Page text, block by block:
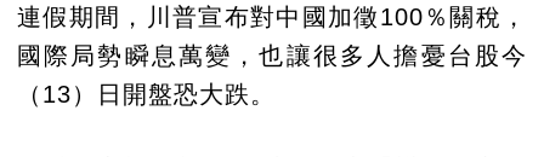
連假期間，川普宣布對中國加徵100％關稅，
國際局勢瞬息萬變，也讓很多人擔憂台股今
（13）日開盤恐大跌。